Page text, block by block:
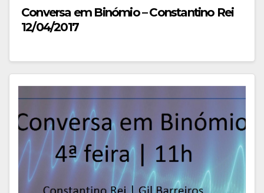
Conversa em Binómio – Constantino Rei
12/04/2017